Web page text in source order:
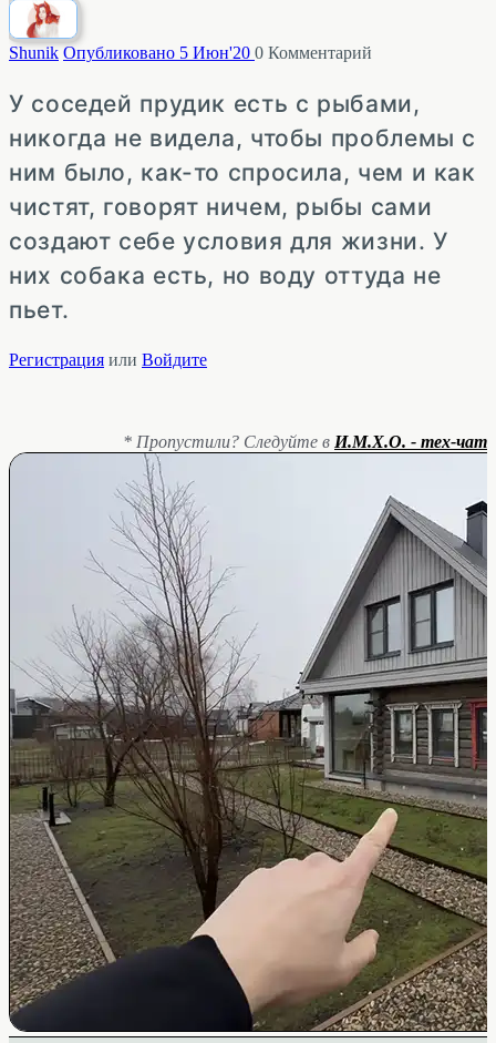
Shunik Опубликовано 5 Июн'20 0 Комментарий
У соседей прудик есть с рыбами,
никогда не видела, чтобы проблемы с
ним было, как-то спросила, чем и как
чистят, говорят ничем, рыбы сами
создают себе условия для жизни. У
них собака есть, но воду оттуда не
пьет.
Регистрация или Войдите
* Пропустили? Следуйте в И.М.Х.О. - тех-чат